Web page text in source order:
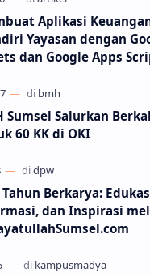
Aplikasi
Yayasan dengan
dan Google Apps
Sumsel Salurkan
60 KK di OKI
Tahun Berkarya:
dan Inspirasi